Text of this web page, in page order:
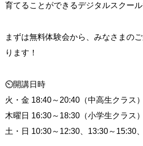
育てることができるデジタルスクール
まずは無料体験会から、みなさまの
ります！
⏲開講日時
火・金 18:40～20:40（中高生クラス）
木曜日 16:30～18:30（小学生クラス）
土・日 10:30～12:30、13:30～15:30